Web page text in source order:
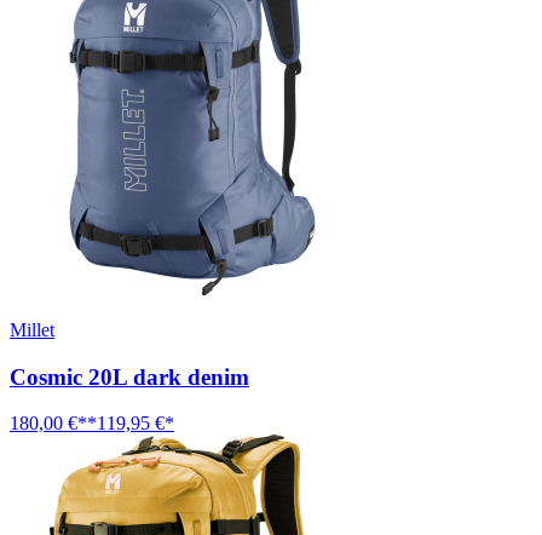
Millet
Cosmic 20L dark denim
180,00 €**119,95 €*